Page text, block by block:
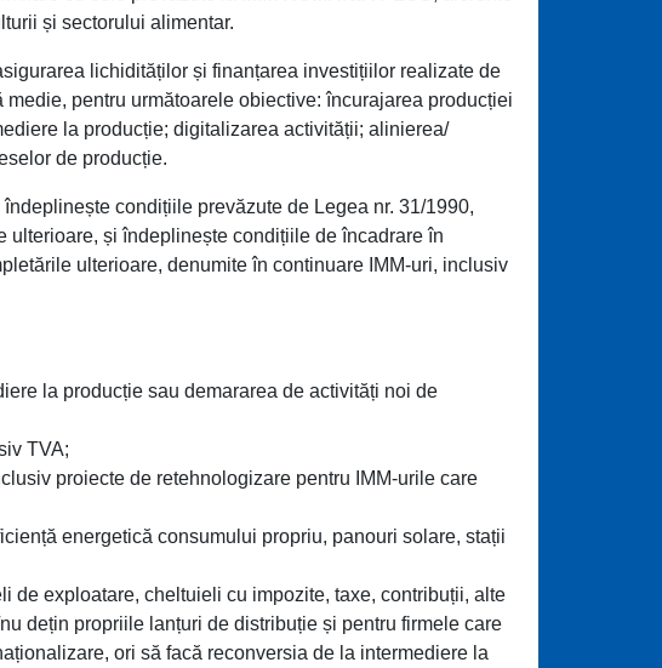
și sectorului alimentar.
lichidităților și finanțarea investițiilor realizate de
pentru următoarele obiective: încurajarea producției
la producție; digitalizarea activității; alinierea/
de producție.
condițiile prevăzute de Legea nr. 31/1990,
ulterioare, și îndeplinește condițiile de încadrare în
ulterioare, denumite în continuare IMM-uri, inclusiv
la producție sau demararea de activități noi de
TVA;
proiecte de retehnologizare pentru IMM-urile care
energetică consumului propriu, panouri solare, stații
de exploatare, cheltuieli cu impozite, taxe, contribuții, alte
dețin propriile lanțuri de distribuție și pentru firmele care
ori să facă reconversia de la intermediere la